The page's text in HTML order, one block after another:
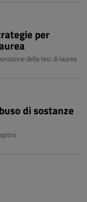
per
della tesi di laurea
di sostanze